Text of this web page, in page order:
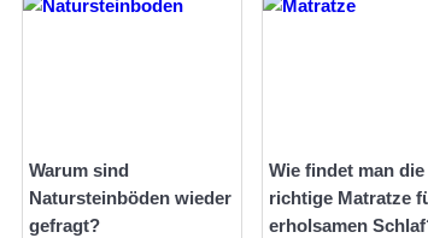
Warum sind
Natursteinböden wieder
gefragt?
Wie findet man die
richtige Matratze
erholsamen